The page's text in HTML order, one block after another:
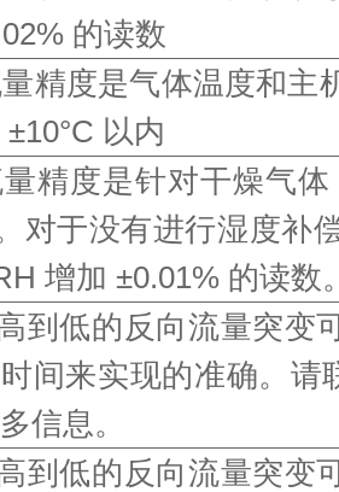
的读数
精度是气体温度和主
以内
精度是针对干燥气
对于没有进行湿度补
增加 ±0.01% 的读数
到低的反向流量突变
间来实现的准确。请
信息。
到低的反向流量突变